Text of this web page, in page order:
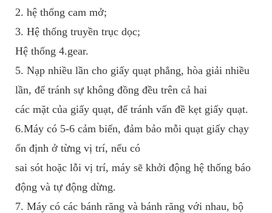
2. hệ thống cam mở;
3. Hệ thống truyền trục dọc;
Hệ thống 4.gear.
5. Nạp nhiều lần cho giấy quạt phẳng, hòa giải nhiều
lần, để tránh sự không đồng đều trên cả hai
các mặt của giấy quạt, để tránh vấn đề kẹt giấy quạt.
6.Máy có 5-6 cảm biến, đảm bảo mỗi quạt giấy chạy
ổn định ở từng vị trí, nếu có
sai sót hoặc lỗi vị trí, máy sẽ khởi động hệ thống báo
động và tự động dừng.
7. Máy có các bánh răng và bánh răng với nhau, bộ